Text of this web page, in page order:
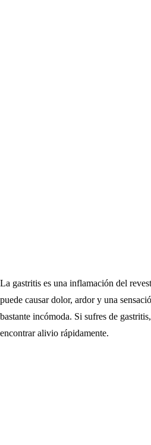
La gastritis es una inflamación del
puede causar dolor, ardor y una
bastante incómoda. Si sufres de
encontrar alivio rápidamente.